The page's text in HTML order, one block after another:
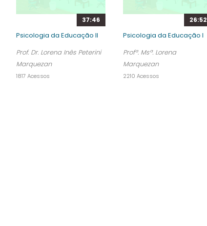
37:46
Psicologia da Educação II
Prof. Dr. Lorena Inês Peterini
Marquezan
1817 Acessos
26:52
Psicologia da Educação I
Profª. Msª. Lorena
Marquezan
2210 Acessos